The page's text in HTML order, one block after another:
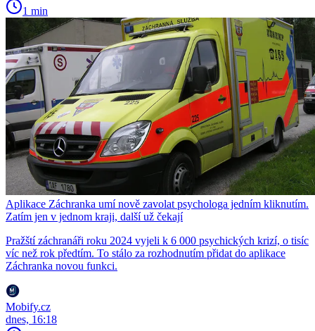
1 min
Aplikace Záchranka umí nově zavolat psychologa jedním kliknutím.
Zatím jen v jednom kraji, další už čekají
Pražští záchranáři roku 2024 vyjeli k 6 000 psychických krizí, o tisíc
víc než rok předtím. To stálo za rozhodnutím přidat do aplikace
Záchranka novou funkci.
Mobify.cz
dnes, 16:18